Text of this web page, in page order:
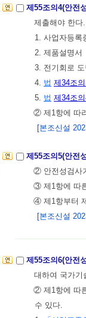
제55조의4(안전
제출해야 한다.
1. 사업자등록
2. 제품설명서
3. 전기회로
4. 법 제34조
5. 법 제34조
② 제1항에 따
[본조신설
제55조의5(안전
② 안전성검사
③ 제1항에 따
④ 제1항부터
[본조신설
제55조의6(안전
대하여 국가기
② 제1항에 따
수 있다.